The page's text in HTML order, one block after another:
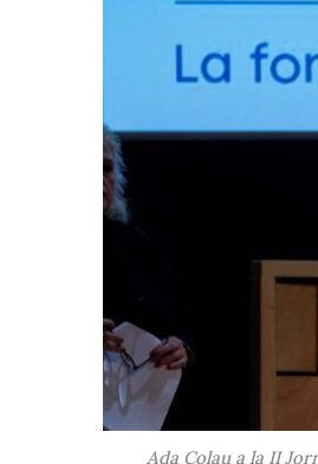
Ada Colau a la II